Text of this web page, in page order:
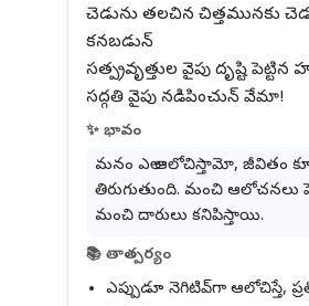
చెడును తలచిన చిత్తమునకు
కనబడున్
సత్ప్రవృత్తుల వైపు దృష్టి
✨ భావం
మనం ఎలా ఆలోచిస్తామో, జీవితం
తిరుగుతుంది. మంచి ఆలోచనలు
మంచి దారులు కనిపిస్తాయి.
📚 తాత్పర్యం
ఎప్పుడూ నెగిటివ్‌గా ఆలోచిస్తే,